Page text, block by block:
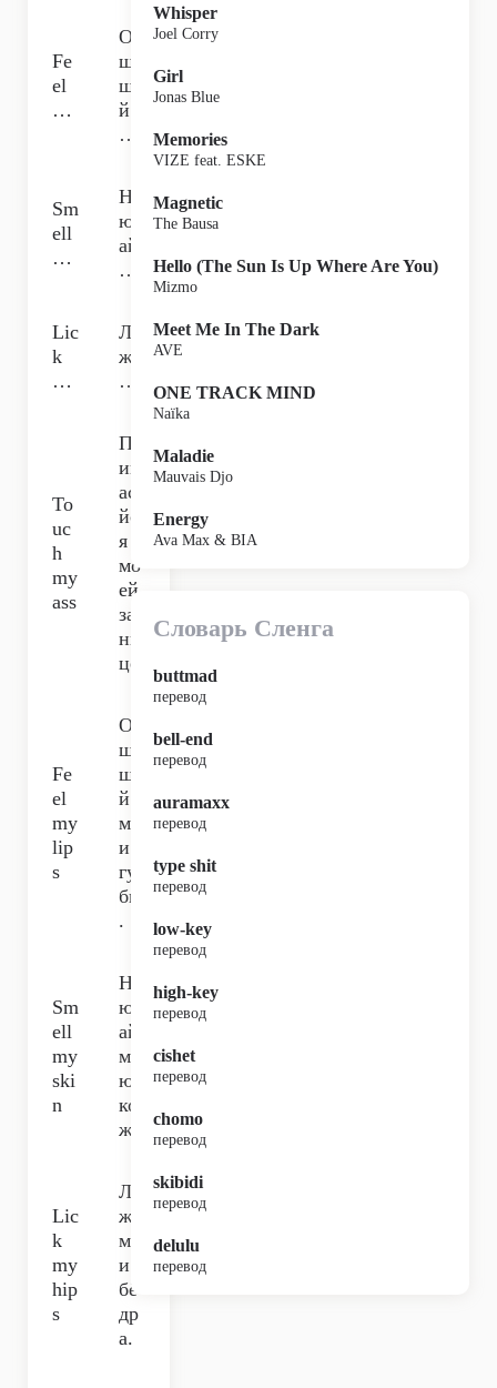
Fe
el
…
О
щу
ща
й
…
Sm
ell
…
Н
юх
ай
…
Lic
k
…
Ли
жи
…
To
uc
h
my
ass
Пр
ик
аса
йс
я к
мо
ей
зад
ни
це.
Fe
el
my
lip
s
О
щу
ща
й
мо
и
гу
бы
.
Sm
ell
my
ski
n
Н
юх
ай
мо
ю
ко
жу.
Lic
k
my
hip
s
Ли
жи
мо
и
бё
др
а.
Whisper
Joel Corry
Girl
Jonas Blue
Memories
VIZE feat. ESKE
Magnetic
The Bausa
Hello (The Sun Is Up Where Are You)
Mizmo
Meet Me In The Dark
AVE
ONE TRACK MIND
Naïka
Maladie
Mauvais Djo
Energy
Ava Max & BIA
Словарь Сленга
buttmad
перевод
bell-end
перевод
auramaxx
перевод
type shit
перевод
low-key
перевод
high-key
перевод
cishet
перевод
chomo
перевод
skibidi
перевод
delulu
перевод